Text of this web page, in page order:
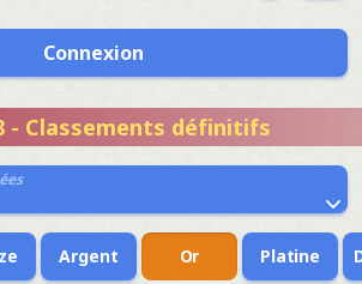
Connexion
- Classements définitifs
Argent Or Platine